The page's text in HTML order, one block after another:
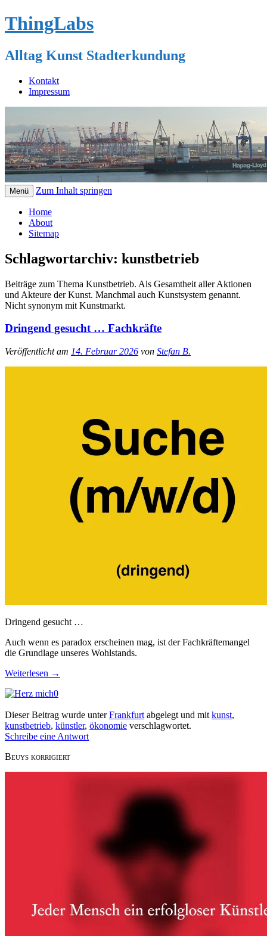
ThingLabs
Alltag Kunst Stadterkundung
Kontakt
Impressum
Menü Zum Inhalt springen
Home
About
Sitemap
Schlagwortarchiv: kunstbetrieb
Beiträge zum Thema Kunstbetrieb. Als Gesamtheit aller Aktionen
und Akteure der Kunst. Manchmal auch Kunstsystem genannt.
Nicht synonym mit Kunstmarkt.
Dringend gesucht … Fachkräfte
Veröffentlicht am 14. Februar 2026 von Stefan B.
Dringend gesucht …
Auch wenn es paradox erscheinen mag, ist der Fachkräftemangel
die Grundlage unseres Wohlstands.
Weiterlesen →
0
Dieser Beitrag wurde unterFrankfurt abgelegt und mit kunst,
kunstbetrieb, künstler, ökonomie verschlagwortet.
Schreibe eine Antwort
Beuys korrigiert